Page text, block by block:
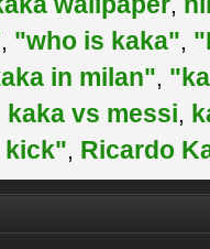
,
, "who is kaka",
in milan",
kaka vs messi,
kick", Ricardo